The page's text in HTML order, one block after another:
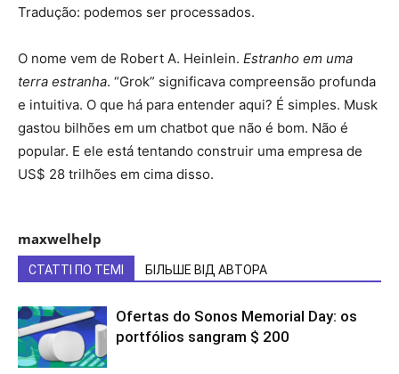
Tradução: podemos ser processados.
O nome vem de Robert A. Heinlein. Estranho em uma
terra estranha. “Grok” significava compreensão profunda
e intuitiva. O que há para entender aqui? É simples. Musk
gastou bilhões em um chatbot que não é bom. Não é
popular. E ele está tentando construir uma empresa de
US$ 28 trilhões em cima disso.
maxwelhelp
СТАТТІ ПО ТЕМІ БІЛЬШЕ ВІД АВТОРА
Ofertas do Sonos Memorial Day: os
portfólios sangram $ 200